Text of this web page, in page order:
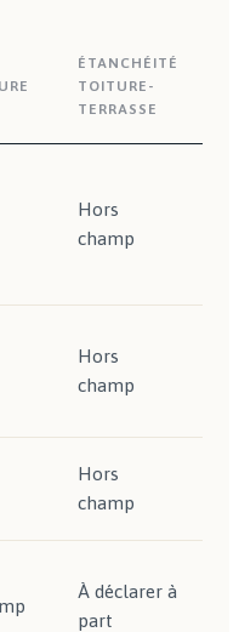
ÉTANCHÉITÉ
TOITURE-
TERRASSE
Hors
champ
Hors
champ
Hors
champ
À déclarer à
part